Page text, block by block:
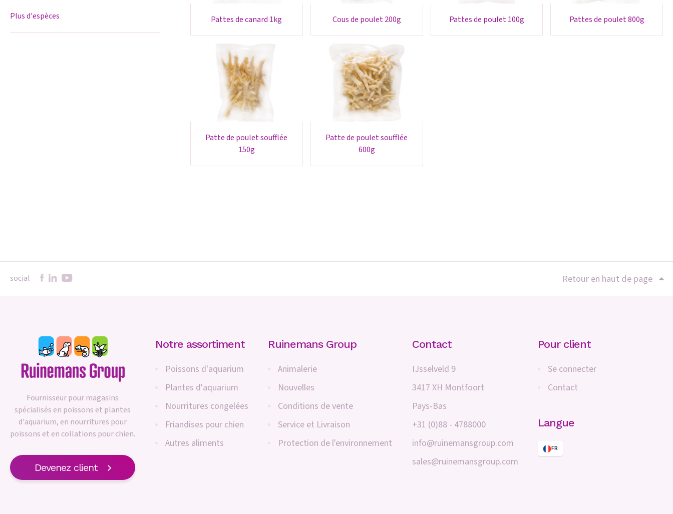
Plus d'espèces
pattes de canard 1kg cous de poulet 200g pattes de poulet 100g pattes de poulet 800g
patte de poulet soufflée
150g
patte de poulet soufflée
600g
social Retour en haut de page
Fournisseur pour magasins
spécialisés en poissons et plantes
d'aquarium, en nourritures pour
poissons et en collations pour chien.
Devenez client
Notre assortiment
Poissons d'aquarium
Plantes d'aquarium
Nourritures congelées
Friandises pour chien
Autres aliments
Ruinemans Group
Animalerie
Nouvelles
Conditions de vente
Service et Livraison
Protection de l'environnement
Contact
IJsselveld 9
3417 XH Montfoort
Pays-Bas
+31 (0)88 - 4788000
info@ruinemansgroup.com
sales@ruinemansgroup.com
Pour client
Se connecter
Contact
Langue
FR